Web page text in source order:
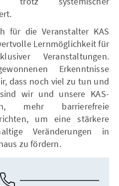
für die Veranstalter KAS
Lernmöglichkeit für
Veranstaltungen.
Erkenntnisse
dass noch viel zu tun und
wir und unsere KAS-
mehr barrierefreie
um eine stärkere
Veränderungen in
zu fördern.